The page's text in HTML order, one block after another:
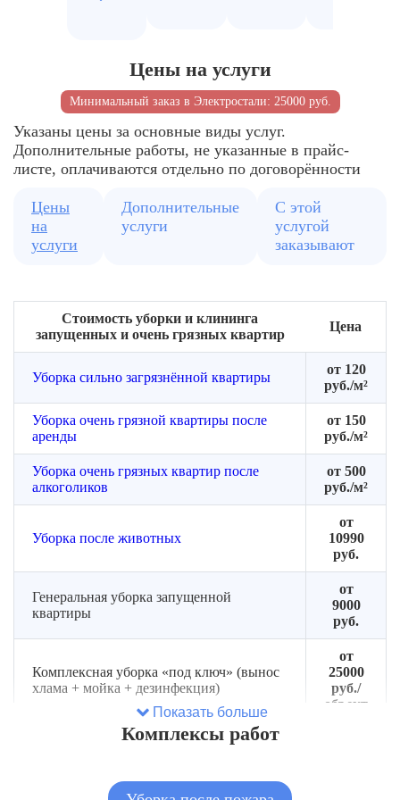
объём
работ
пыли
Цены на услуги
Минимальный заказ в Электростали: 25000 руб.
Указаны цены за основные виды услуг.
Дополнительные работы, не указанные в прайс-
листе, оплачиваются отдельно по договорённости
Цены
на
услуги
Дополнительные
услуги
С этой
услугой
заказывают
Стоимость уборки и клининга
запущенных и очень грязных квартир
Цена
Уборка сильно загрязнённой квартиры
от 120
руб./м²
Уборка очень грязной квартиры после
аренды
от 150
руб./м²
Уборка очень грязных квартир после
алкоголиков
от 500
руб./м²
Уборка после животных
от
10990
руб.
Генеральная уборка запущенной
квартиры
от
9000
руб.
Комплексная уборка «под ключ» (вынос
хлама + мойка + дезинфекция)
от
25000
руб./
объект
Сортировка и разбор завалов (без
Показать больше
Комплексы работ